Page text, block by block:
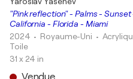
"Pink reflection" - Palms -
California - Florida - Miami
2024 • Royaume-Uni •
Toile
31 x 24 in